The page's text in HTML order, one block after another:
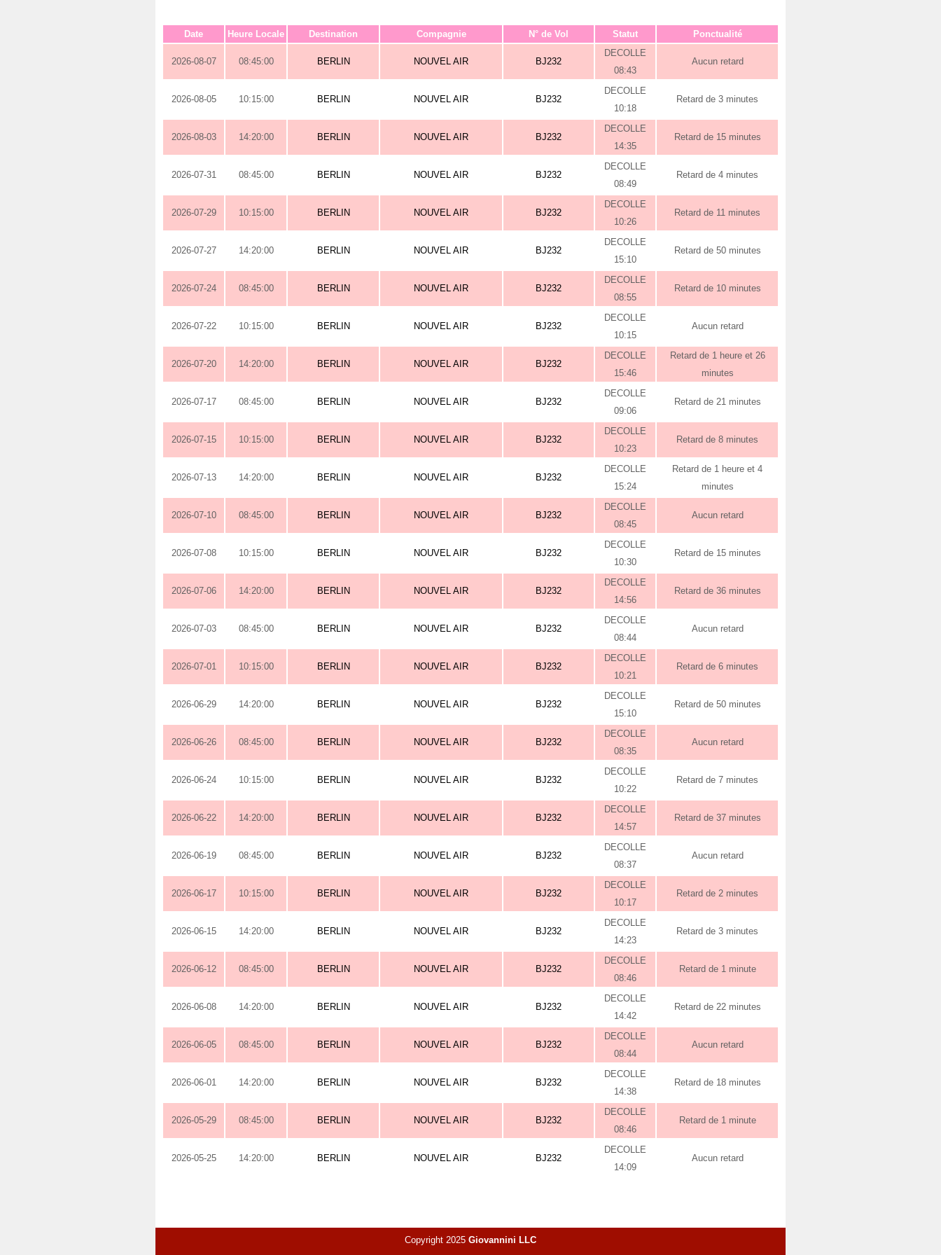
Date Heure Locale Destination Compagnie N° de Vol Statut Ponctualité
2026-08-07 08:45:00 BERLIN NOUVEL AIR BJ232
DECOLLE
08:43
Aucun retard
2026-08-05 10:15:00 BERLIN NOUVEL AIR BJ232
DECOLLE
10:18
Retard de 3 minutes
2026-08-03 14:20:00 BERLIN NOUVEL AIR BJ232
DECOLLE
14:35
Retard de 15 minutes
2026-07-31 08:45:00 BERLIN NOUVEL AIR BJ232
DECOLLE
08:49
Retard de 4 minutes
2026-07-29 10:15:00 BERLIN NOUVEL AIR BJ232
DECOLLE
10:26
Retard de 11 minutes
2026-07-27 14:20:00 BERLIN NOUVEL AIR BJ232
DECOLLE
15:10
Retard de 50 minutes
2026-07-24 08:45:00 BERLIN NOUVEL AIR BJ232
DECOLLE
08:55
Retard de 10 minutes
2026-07-22 10:15:00 BERLIN NOUVEL AIR BJ232
DECOLLE
10:15
Aucun retard
2026-07-20 14:20:00 BERLIN NOUVEL AIR BJ232
DECOLLE
15:46
Retard de 1 heure et 26
minutes
2026-07-17 08:45:00 BERLIN NOUVEL AIR BJ232
DECOLLE
09:06
Retard de 21 minutes
2026-07-15 10:15:00 BERLIN NOUVEL AIR BJ232
DECOLLE
10:23
Retard de 8 minutes
2026-07-13 14:20:00 BERLIN NOUVEL AIR BJ232
DECOLLE
15:24
Retard de 1 heure et 4
minutes
2026-07-10 08:45:00 BERLIN NOUVEL AIR BJ232
DECOLLE
08:45
Aucun retard
2026-07-08 10:15:00 BERLIN NOUVEL AIR BJ232
DECOLLE
10:30
Retard de 15 minutes
2026-07-06 14:20:00 BERLIN NOUVEL AIR BJ232
DECOLLE
14:56
Retard de 36 minutes
2026-07-03 08:45:00 BERLIN NOUVEL AIR BJ232
DECOLLE
08:44
Aucun retard
2026-07-01 10:15:00 BERLIN NOUVEL AIR BJ232
DECOLLE
10:21
Retard de 6 minutes
2026-06-29 14:20:00 BERLIN NOUVEL AIR BJ232
DECOLLE
15:10
Retard de 50 minutes
2026-06-26 08:45:00 BERLIN NOUVEL AIR BJ232
DECOLLE
08:35
Aucun retard
2026-06-24 10:15:00 BERLIN NOUVEL AIR BJ232
DECOLLE
10:22
Retard de 7 minutes
2026-06-22 14:20:00 BERLIN NOUVEL AIR BJ232
DECOLLE
14:57
Retard de 37 minutes
2026-06-19 08:45:00 BERLIN NOUVEL AIR BJ232
DECOLLE
08:37
Aucun retard
2026-06-17 10:15:00 BERLIN NOUVEL AIR BJ232
DECOLLE
10:17
Retard de 2 minutes
2026-06-15 14:20:00 BERLIN NOUVEL AIR BJ232
DECOLLE
14:23
Retard de 3 minutes
2026-06-12 08:45:00 BERLIN NOUVEL AIR BJ232
DECOLLE
08:46
Retard de 1 minute
2026-06-08 14:20:00 BERLIN NOUVEL AIR BJ232
DECOLLE
14:42
Retard de 22 minutes
2026-06-05 08:45:00 BERLIN NOUVEL AIR BJ232
DECOLLE
08:44
Aucun retard
2026-06-01 14:20:00 BERLIN NOUVEL AIR BJ232
DECOLLE
14:38
Retard de 18 minutes
2026-05-29 08:45:00 BERLIN NOUVEL AIR BJ232
DECOLLE
08:46
Retard de 1 minute
2026-05-25 14:20:00 BERLIN NOUVEL AIR BJ232
DECOLLE
14:09
Aucun retard
Copyright 2025 Giovannini LLC